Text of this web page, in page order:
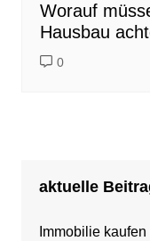
Worauf
Hausbau
0
aktuelle
Immobilie